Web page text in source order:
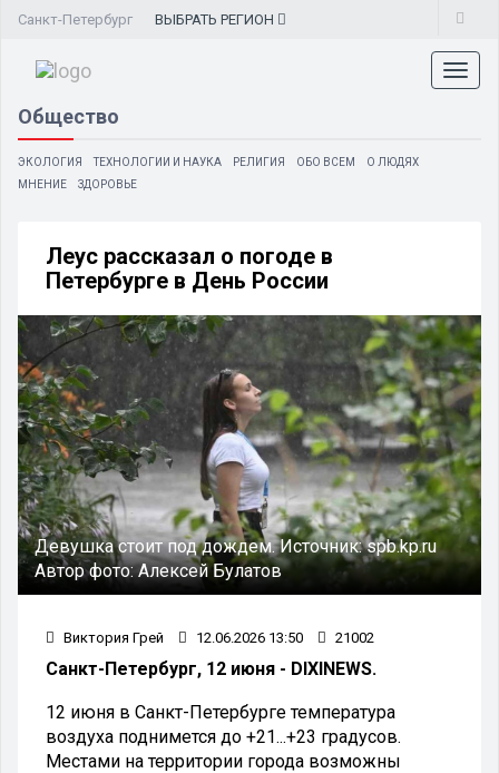
Санкт-Петербург ВЫБРАТЬ РЕГИОН
Общество
ЭКОЛОГИЯ ТЕХНОЛОГИИ И НАУКА РЕЛИГИЯ ОБО ВСЕМ
О ЛЮДЯХ
МНЕНИЕ
ЗДОРОВЬЕ
Леус рассказал о погоде в
Петербурге в День России
Девушка стоит под дождем.Источник:spb.kp.ru
Автор фото:Алексей Булатов
Виктория Грей 12.06.2026 13:50 21002
Санкт-Петербург, 12 июня - DIXINEWS.
12 июня в Санкт-Петербурге температура
воздуха поднимется до +21...+23 градусов.
Местами на территории города возможны